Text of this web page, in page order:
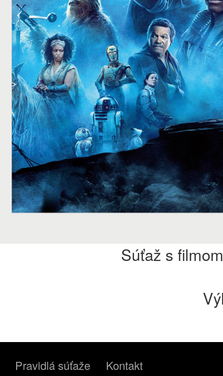
Súťaž s
Pravidlá súťaže Kontakt